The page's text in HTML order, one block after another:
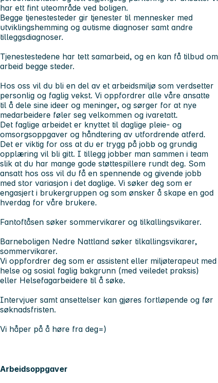
har ett fint uteområde ved boligen.
Begge tjenestesteder gir tjenester til mennesker med
utviklingshemming og autisme diagnoser samt andre
tilleggsdiagnoser.
Tjenestestedene har tett samarbeid, og en kan få tilbud om
arbeid begge steder.
Hos oss vil du bli en del av et arbeidsmiljø som verdsetter
personlig og faglig vekst. Vi oppfordrer alle våre ansatte
til å dele sine ideer og meninger, og sørger for at nye
medarbeidere føler seg velkommen og ivaretatt.
Det faglige arbeidet er knyttet til daglige pleie- og
omsorgsoppgaver og håndtering av utfordrende atferd.
Det er viktig for oss at du er trygg på jobb og grundig
opplæring vil bli gitt. I tillegg jobber man sammen i team
slik at du har mange gode støttespillere rundt deg. Som
ansatt hos oss vil du få en spennende og givende jobb
med stor variasjon i det daglige. Vi søker deg som er
engasjert i brukergruppen og som ønsker å skape en god
hverdag for våre brukere.
Fantoftåsen søker sommervikarer og tilkallingsvikarer.
Barneboligen Nedre Nattland søker tilkallingsvikarer,
sommervikarer.
Vi oppfordrer deg som er assistent eller miljøterapeut med
helse og sosial faglig bakgrunn (med veiledet praksis)
eller Helsefagarbeidere til å søke.
Intervjuer samt ansettelser kan gjøres fortløpende og før
søknadsfristen.
Vi håper på å høre fra deg=)
Arbeidsoppgaver